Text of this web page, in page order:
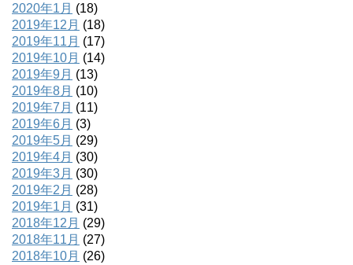
2020年1月 (18)
2019年12月 (18)
2019年11月 (17)
2019年10月 (14)
2019年9月 (13)
2019年8月 (10)
2019年7月 (11)
2019年6月 (3)
2019年5月 (29)
2019年4月 (30)
2019年3月 (30)
2019年2月 (28)
2019年1月 (31)
2018年12月 (29)
2018年11月 (27)
2018年10月 (26)